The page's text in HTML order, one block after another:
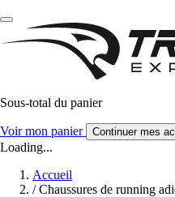
Sous-total du panier
Voir mon panier Continuer mes
Loading...
Accueil
/ Chaussures de running